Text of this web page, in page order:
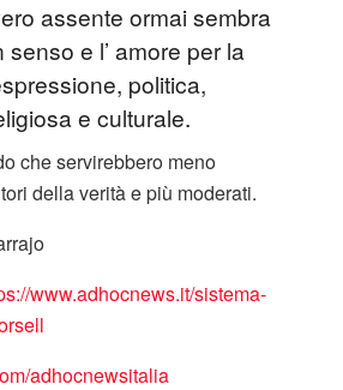
assente ormai sembra
e l’ amore per la
politica,
e culturale.
che servirebbero meno
della verità e più moderati.
www.adhocnews.it/sistema-
adhocnewsitalia